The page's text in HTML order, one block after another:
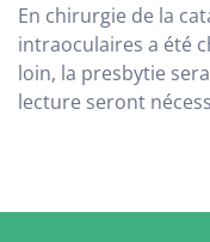
En chirurgie de la
intraoculaires a été
loin, la presbytie
lecture seront